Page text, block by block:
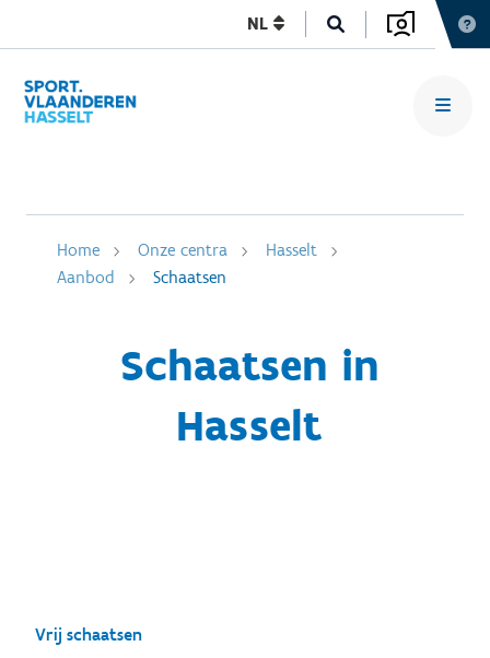
NL
Home Onze centra
Hasselt
Aanbod
Schaatsen
Schaatsen in
Hasselt
Vrij schaatsen